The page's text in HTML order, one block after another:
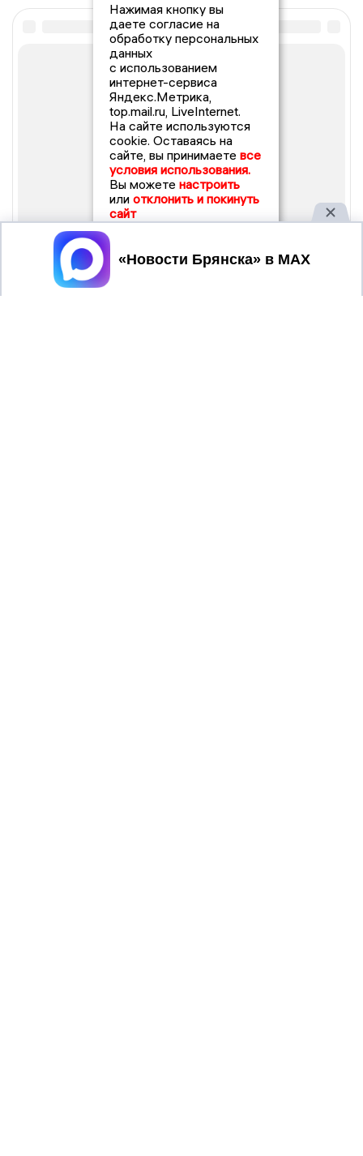
Нажимая кнопку вы
даете согласие на
обработку персональных
данных
с использованием
интернет-сервиса
Яндекс.Метрика,
top.mail.ru, LiveInternet.
На сайте используются
cookie. Оставаясь на
сайте, вы принимаете все
условия использования.
Вы можете настроить
или отклонить и покинуть
сайт
Принять